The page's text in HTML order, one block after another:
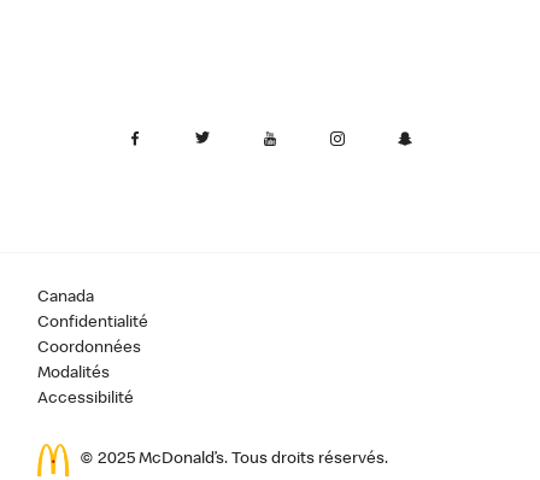
Canada
Confidentialité
Coordonnées
Modalités
Accessibilité
© 2025 McDonald’s. Tous droits réservés.